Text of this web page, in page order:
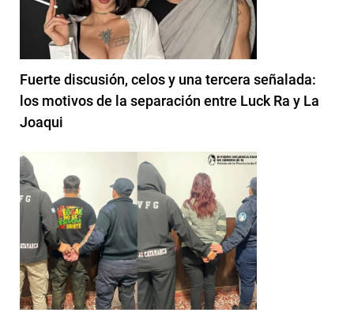
Fuerte discusión, celos y una tercera señalada:
los motivos de la separación entre Luck Ra y La
Joaqui